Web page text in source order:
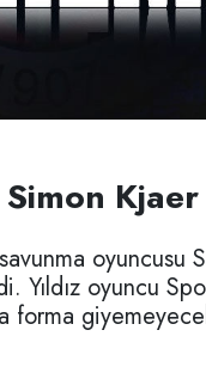
Yıldız oyuncu
forma